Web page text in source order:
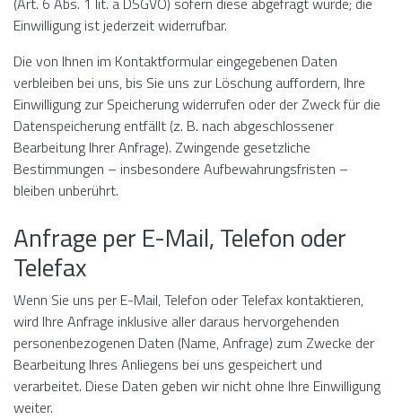
Einwilligung ist jederzeit widerrufbar.
Die von Ihnen im Kontaktformular eingegebenen Daten
verbleiben bei uns, bis Sie uns zur Löschung auffordern, Ihre
Einwilligung zur Speicherung widerrufen oder der Zweck für die
Datenspeicherung entfällt (z. B. nach abgeschlossener
Bearbeitung Ihrer Anfrage). Zwingende gesetzliche
Bestimmungen – insbesondere Aufbewahrungsfristen –
bleiben unberührt.
Anfrage per E-Mail, Telefon oder
Telefax
Wenn Sie uns per E-Mail, Telefon oder Telefax kontaktieren,
wird Ihre Anfrage inklusive aller daraus hervorgehenden
personenbezogenen Daten (Name, Anfrage) zum Zwecke der
Bearbeitung Ihres Anliegens bei uns gespeichert und
verarbeitet. Diese Daten geben wir nicht ohne Ihre Einwilligung
weiter.